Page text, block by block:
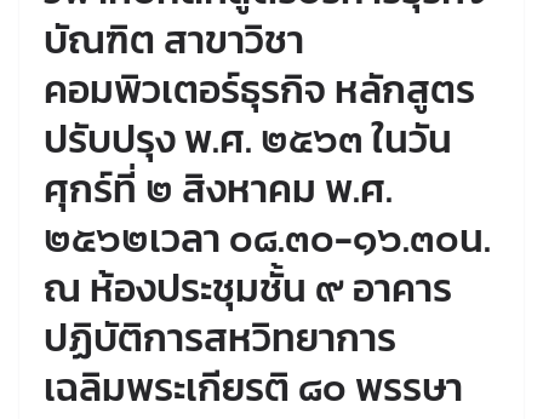
บัณฑิต สาขาวิชา
คอมพิวเตอร์ธุรกิจ หลักสูตร
ปรับปรุง พ.ศ. ๒๕๖๓ ในวัน
ศุกร์ที่ ๒ สิงหาคม พ.ศ.
๒๕๖๒เวลา ๐๘.๓๐-๑๖.๓๐น.
ณ ห้องประชุมชั้น ๙ อาคาร
ปฏิบัติการสหวิทยาการ
เฉลิมพระเกียรติ ๘๐ พรรษา